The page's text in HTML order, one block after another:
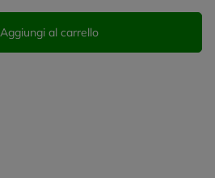
Aggiungi al carrello